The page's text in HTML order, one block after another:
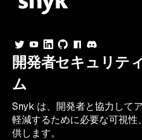
開発者セキュリテ
ム
Snyk は、開発者と協力して
軽減するために必要な可視
供します。